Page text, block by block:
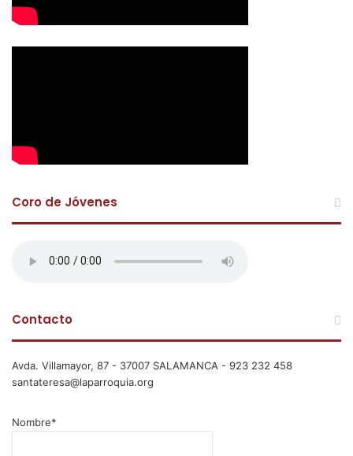
Coro de Jóvenes
Contacto
Avda. Villamayor, 87 - 37007 SALAMANCA - 923 232 458
santateresa@laparroquia.org
Nombre*